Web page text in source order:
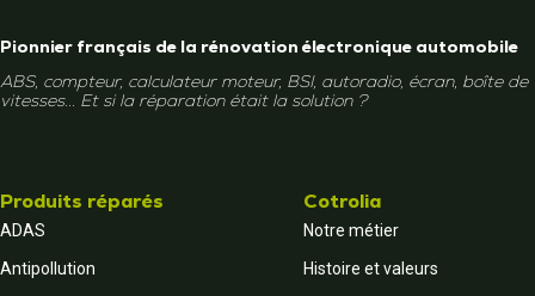
Pionnier français de la rénovation électronique automobile
ABS, compteur, calculateur moteur, BSI, autoradio, écran, boîte de
vitesses... Et si la réparation était la solution ?
Produits réparés
ADAS
Antipollution
Cotrolia
Notre métier
Histoire et valeurs